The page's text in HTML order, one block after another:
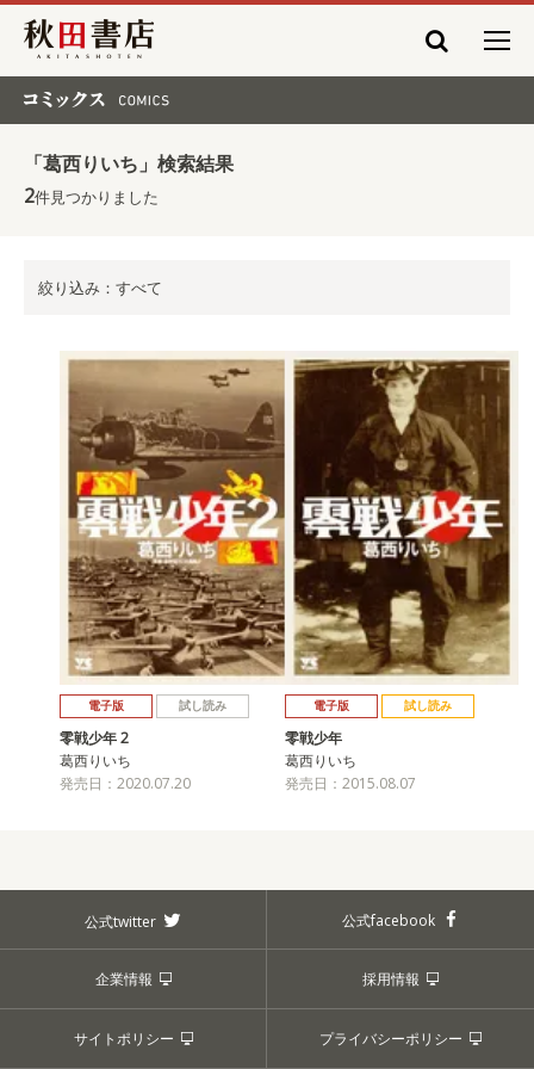
秋田書店
「葛西りいち」検索結果
2件見つかりました
絞り込み：すべて
電子版 試し読み
零戦少年 2
葛西りいち
発売日：2020.07.20
電子版 試し読み
零戦少年
葛西りいち
発売日：2015.08.07
公式twitter 公式facebook
企業情報 採用情報
サイトポリシー プライバシーポリシー